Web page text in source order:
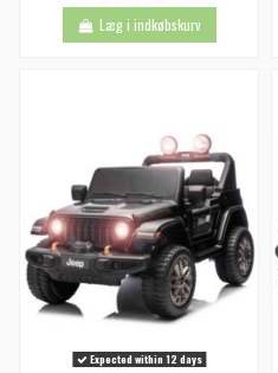
Læg i indkøbskurv
Expected within 12 days